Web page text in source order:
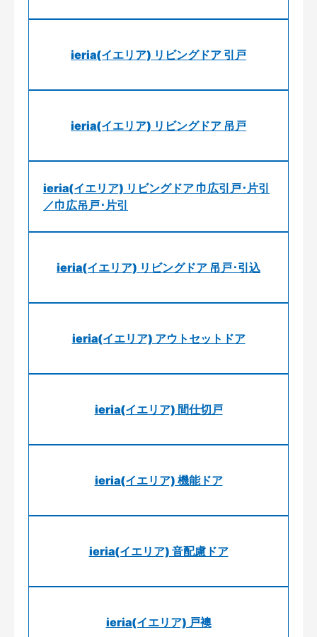
ieria(イエリア) リビングドア 引戸
ieria(イエリア) リビングドア 吊戸
ieria(イエリア) リビングドア 巾広引戸･片引
／巾広吊戸･片引
ieria(イエリア) リビングドア 吊戸･引込
ieria(イエリア) アウトセットドア
ieria(イエリア) 間仕切戸
ieria(イエリア) 機能ドア
ieria(イエリア) 音配慮ドア
ieria(イエリア) 戸襖